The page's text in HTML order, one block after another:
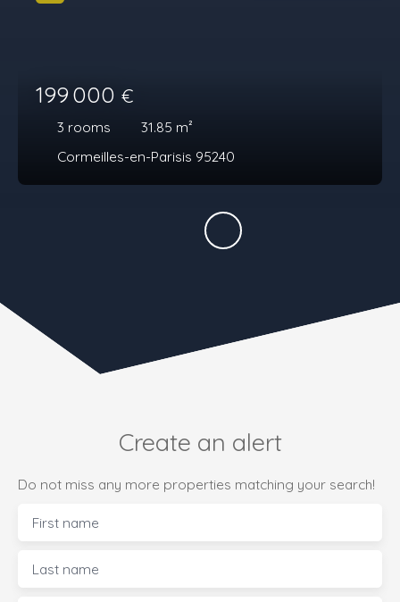
199 000 €
3 rooms 31.85 m²
Cormeilles-en-Parisis 95240
Create an alert
Do not miss any more properties matching your search!
First name
Last name